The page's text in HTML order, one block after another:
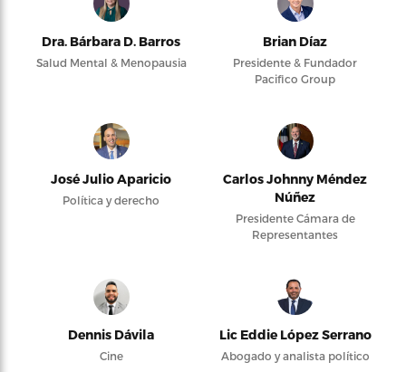
Dra. Bárbara D. Barros
Salud Mental & Menopausia
Brian Díaz
Presidente & Fundador
Pacifico Group
José Julio Aparicio
Política y derecho
Carlos Johnny Méndez
Núñez
Presidente Cámara de
Representantes
Dennis Dávila
Cine
Lic Eddie López Serrano
Abogado y analista político